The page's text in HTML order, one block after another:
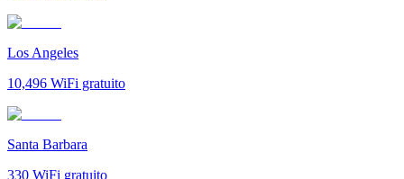
Los Angeles
10,496 WiFi gratuito
Santa Barbara
330 WiFi gratuito